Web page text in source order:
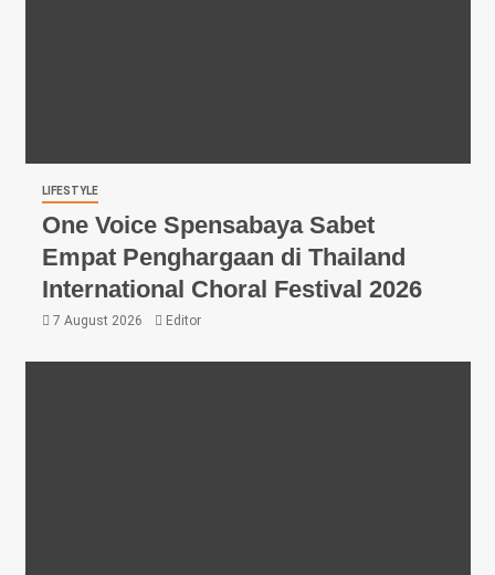
LIFESTYLE
One Voice Spensabaya Sabet
Empat Penghargaan di Thailand
International Choral Festival 2026
7 August 2026 Editor